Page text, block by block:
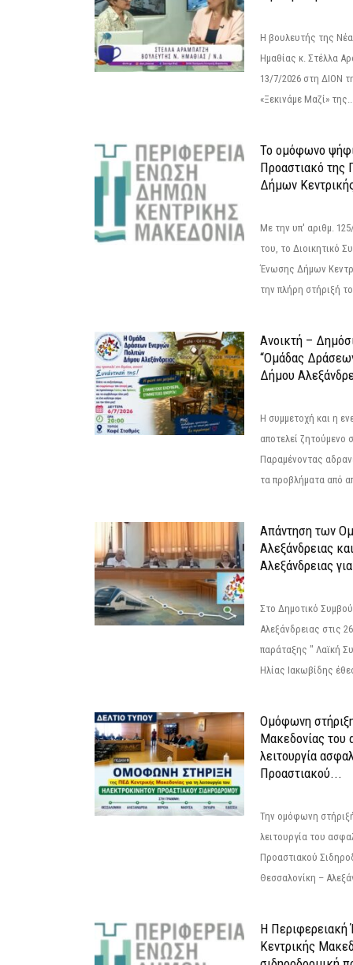
Η βουλευτής της
Ημαθίας κ. Στέλλα
13/7/2026 στη ΔΙΟΝ
«Ξεκινάμε Μαζί»
Το ομόφωνο
Προαστιακό της
Δήμων
Με την υπ' αριθμ.
του, το Διοικητικό
Ένωσης Δήμων
την πλήρη στήριξή
Ανοικτή –
“Ομάδας
Δήμου
Η συμμετοχή και η
αποτελεί ζητούμενο
Παραμένοντας
τα προβλήματα από
Απάντηση των
Αλεξάνδρειας
Αλεξάνδρειας
Στο Δημοτικό
Αλεξάνδρειας στις
παράταξης " Λαϊκή
Ηλίας Ιακωβίδης
Ομόφωνη
Μακεδονίας του
λειτουργία
Προαστιακού...
Την ομόφωνη
λειτουργία του
Προαστιακού
Θεσσαλονίκη –
Η
Κεντρικής